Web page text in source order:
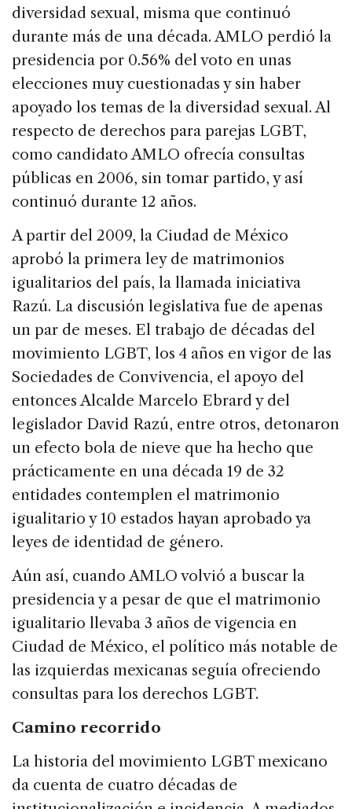
diversidad sexual, misma que continuó
durante más de una década. AMLO perdió la
presidencia por 0.56% del voto en unas
elecciones muy cuestionadas y sin haber
apoyado los temas de la diversidad sexual. Al
respecto de derechos para parejas LGBT,
como candidato AMLO ofrecía consultas
públicas en 2006, sin tomar partido, y así
continuó durante 12 años.
A partir del 2009, la Ciudad de México
aprobó la primera ley de matrimonios
igualitarios del país, la llamada iniciativa
Razú. La discusión legislativa fue de apenas
un par de meses. El trabajo de décadas del
movimiento LGBT, los 4 años en vigor de las
Sociedades de Convivencia, el apoyo del
entonces Alcalde Marcelo Ebrard y del
legislador David Razú, entre otros, detonaron
un efecto bola de nieve que ha hecho que
prácticamente en una década 19 de 32
entidades contemplen el matrimonio
igualitario y 10 estados hayan aprobado ya
leyes de identidad de género.
Aún así, cuando AMLO volvió a buscar la
presidencia y a pesar de que el matrimonio
igualitario llevaba 3 años de vigencia en
Ciudad de México, el político más notable de
las izquierdas mexicanas seguía ofreciendo
consultas para los derechos LGBT.
Camino recorrido
La historia del movimiento LGBT mexicano
da cuenta de cuatro décadas de